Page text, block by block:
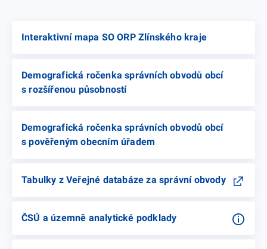
Interaktivní mapa SO ORP Zlínského kraje
Demografická ročenka správních obvodů obcí
s rozšířenou působností
Demografická ročenka správních obvodů obcí
s pověřeným obecním úřadem
Tabulky z Veřejné databáze za správní obvody
ČSÚ a územně analytické podklady